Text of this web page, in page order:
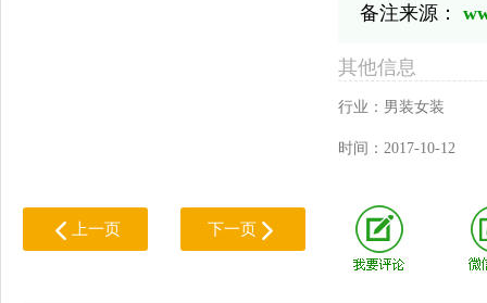
备注来源：
其他信息
行业： 男装女装
时间： 2017-10-12
上一页 下一页